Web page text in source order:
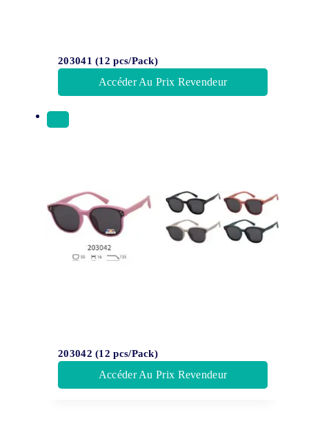
203041 (12 pcs/Pack)
Accéder Au Prix Revendeur
203042 (12 pcs/Pack)
Accéder Au Prix Revendeur